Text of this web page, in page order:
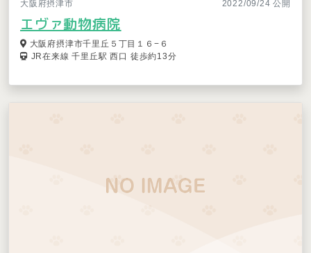
大阪府摂津市 2022/09/24 公開
エヴァ動物病院
大阪府摂津市千里丘５丁目１６−６
JR在来線 千里丘駅 西口 徒歩約13分